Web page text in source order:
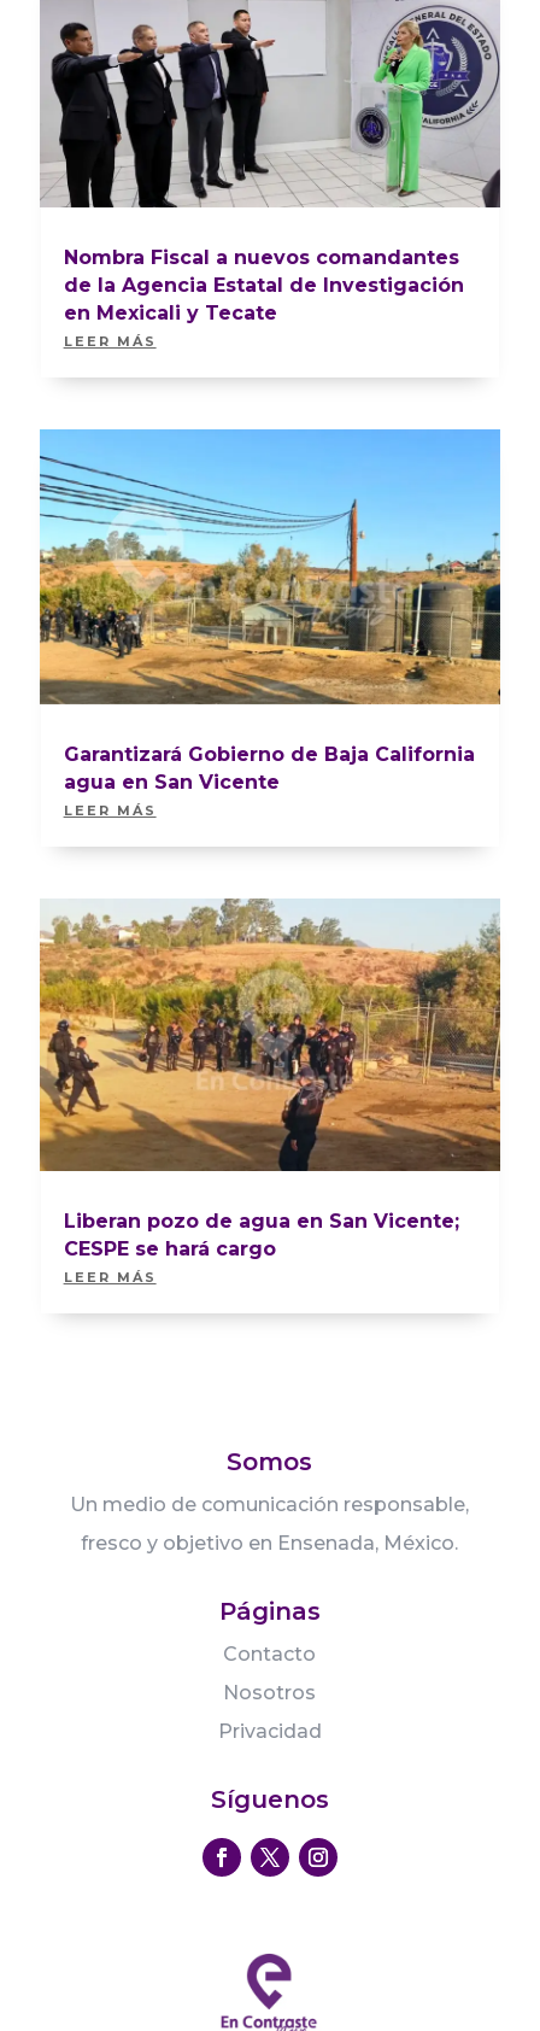
Nombra Fiscal a nuevos comandantes
de la Agencia Estatal de Investigación
en Mexicali y Tecate
LEER MÁS
Garantizará Gobierno de Baja California
agua en San Vicente
LEER MÁS
Liberan pozo de agua en San Vicente;
CESPE se hará cargo
LEER MÁS
Somos
Un medio de comunicación responsable,
fresco y objetivo en Ensenada, México.
Páginas
Contacto
Nosotros
Privacidad
Síguenos